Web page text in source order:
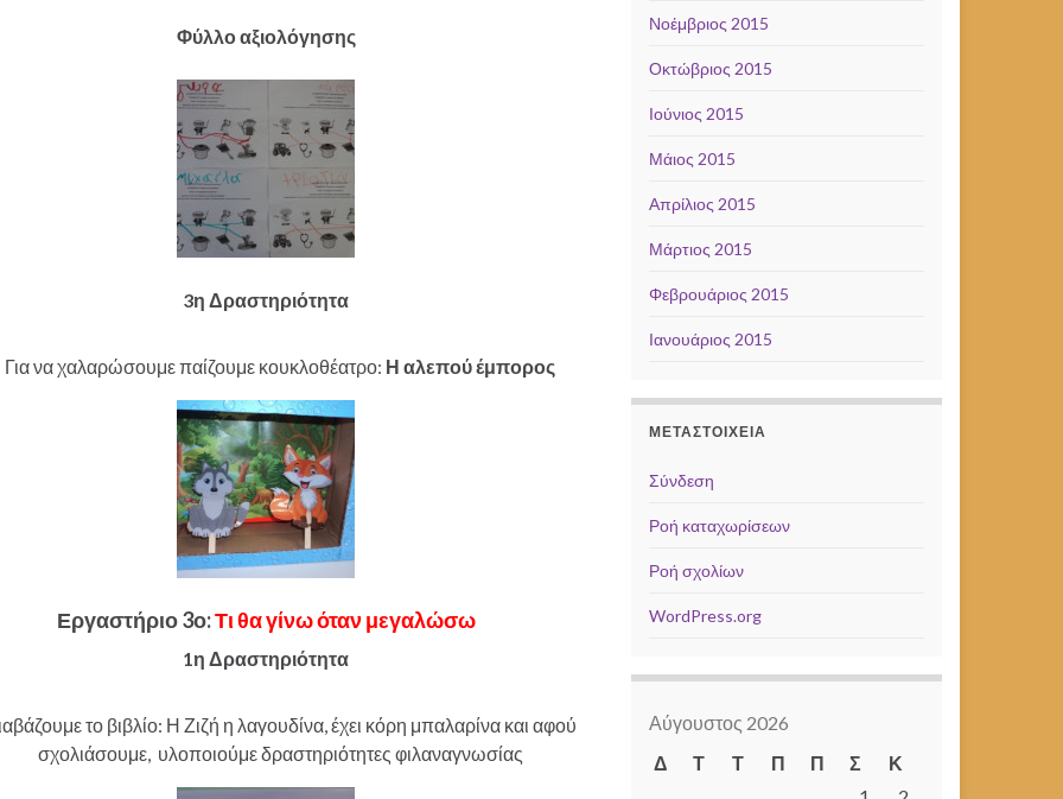
Φύλλο αξιολόγησης
3η Δραστηριότητα
Για να χαλαρώσουμε παίζουμε κουκλοθέατρο: Η αλεπού έμπορος
Εργαστήριο 3ο:Τι θα γίνω όταν μεγαλώσω
1η Δραστηριότητα
το βιβλίο: Η Ζιζή η λαγουδίνα, έχει κόρη μπαλαρίνα και αφού
σχολιάσουμε, υλοποιούμε δραστηριότητες φιλαναγνωσίας
Νοέμβριος 2015
Οκτώβριος 2015
Ιούνιος 2015
Μάιος 2015
Απρίλιος 2015
Μάρτιος 2015
Φεβρουάριος 2015
Ιανουάριος 2015
ΜΕΤΑΣΤΟΙΧΕΊΑ
Σύνδεση
Ροή καταχωρίσεων
Ροή σχολίων
WordPress.org
Αύγουστος 2026
Δ
Τ Τ Π Π Σ
Κ